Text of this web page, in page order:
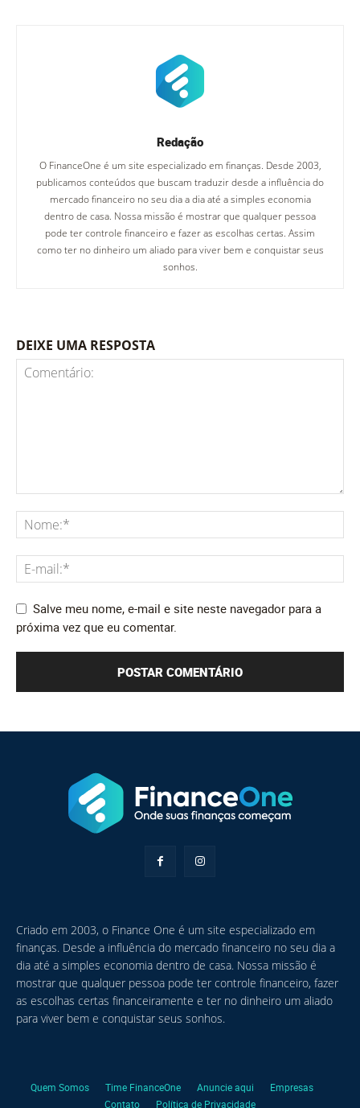
Redação
O FinanceOne é um site especializado em finanças. Desde 2003,
publicamos conteúdos que buscam traduzir desde a influência do
mercado financeiro no seu dia a dia até a simples economia
dentro de casa. Nossa missão é mostrar que qualquer pessoa
pode ter controle financeiro e fazer as escolhas certas. Assim
como ter no dinheiro um aliado para viver bem e conquistar seus
sonhos.
DEIXE UMA RESPOSTA
Salve meu nome, e-mail e site neste navegador para a
próxima vez que eu comentar.
Criado em 2003, o Finance One é um site especializado em
finanças. Desde a influência do mercado financeiro no seu dia a
dia até a simples economia dentro de casa. Nossa missão é
mostrar que qualquer pessoa pode ter controle financeiro, fazer
as escolhas certas financeiramente e ter no dinheiro um aliado
para viver bem e conquistar seus sonhos.
Quem Somos Time FinanceOne Anuncie aqui
Empresas
Contato
Política de Privacidade